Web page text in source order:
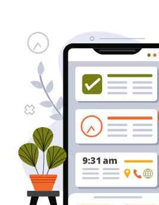
סוכנות ניהול מוניטין
ופרסום באינטרנט
כאן עבורך!
לפרטים